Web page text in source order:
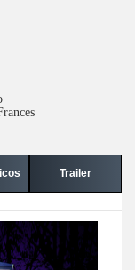
Trailer